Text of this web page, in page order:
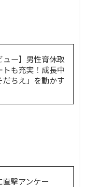
ュー】男性育休取
トも充実！成長中
だちえ」を動かす
直撃アンケー